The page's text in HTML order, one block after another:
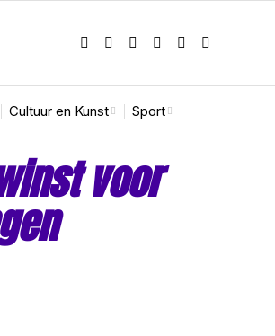
Cultuur en Kunst Sport
voor